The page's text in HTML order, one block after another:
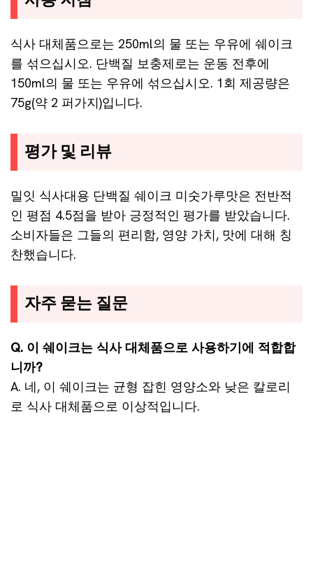
식사 대체품으로는 250ml의 물 또는 우유에 쉐이크
를 섞으십시오. 단백질 보충제로는 운동 전후에
150ml의 물 또는 우유에 섞으십시오. 1회 제공량은
75g(약 2 퍼가지)입니다.
평가 및 리뷰
밀잇 식사대용 단백질 쉐이크 미숫가루맛은 전반적
인 평점 4.5점을 받아 긍정적인 평가를 받았습니다.
소비자들은 그들의 편리함, 영양 가치, 맛에 대해 칭
찬했습니다.
자주 묻는 질문
Q. 이 쉐이크는 식사 대체품으로 사용하기에 적합합
니까?
A. 네, 이 쉐이크는 균형 잡힌 영양소와 낮은 칼로리
로 식사 대체품으로 이상적입니다.